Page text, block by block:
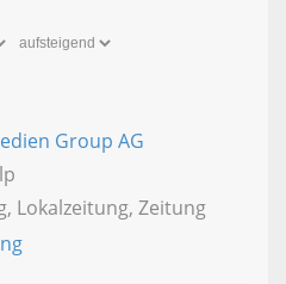
Group AG
Lokalzeitung, Zeitung